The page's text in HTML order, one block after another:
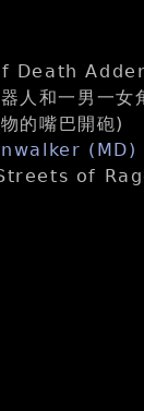
Death
和一男一女
的嘴巴開砲)
(MD)
(Streets of